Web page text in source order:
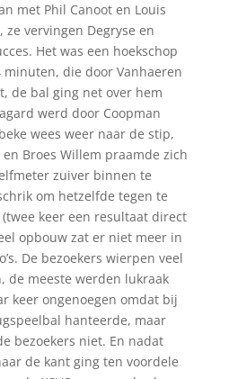
met Phil Canoot en Louis
ze vervingen Degryse en
Het was een hoekschop
minuten, die door Vanhaeren
de bal ging net over hem
werd door Coopman
wees weer naar de stip,
Broes Willem praamde zich
zuiver binnen te
om hetzelfde tegen te
keer een resultaat direct
opbouw zat er niet meer in
De bezoekers wierpen veel
de meeste werden lukraak
keer ongenoegen omdat bij
hanteerde, maar
bezoekers niet. En nadat
de kant ging ten voordele